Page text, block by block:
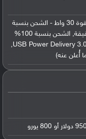
يدعم الشحن السريع بقوة 30 واط - الشحن بنسبة
60% في ظرف 34دقيقة, الشحن بنسبة 100%
في ظرف 93 دقيقة USB Power Delivery 3.0,
عنه)